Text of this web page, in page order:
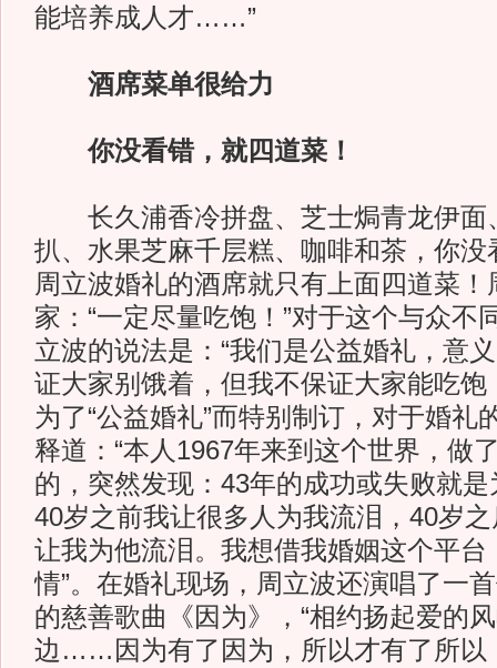
能培养成人才……”
酒席菜单很给力
你没看错，就四道菜！
长久浦香冷拼盘、芝士焗青龙伊面
扒、水果芝麻千层糕、咖啡和茶，你没
周立波婚礼的酒席就只有上面四道菜！
家：“一定尽量吃饱！”对于这个与众不
立波的说法是：“我们是公益婚礼，意
证大家别饿着，但我不保证大家能吃饱
为了“公益婚礼”而特别制订，对于婚礼
释道：“本人1967年来到这个世界，做
的，突然发现：43年的成功或失败就
40岁之前我让很多人为我流泪，40岁
让我为他流泪。我想借我婚姻这个平台
情”。在婚礼现场，周立波还演唱了一
的慈善歌曲《因为》，“相约扬起爱的
边……因为有了因为，所以才有了所以